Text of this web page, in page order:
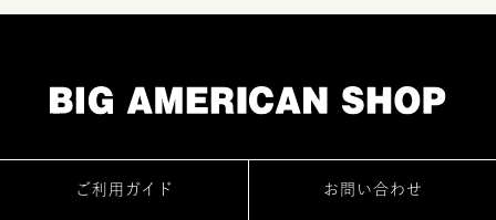
ご利用ガイド お問い合わせ